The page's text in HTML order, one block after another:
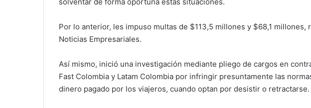
Por lo anterior, les impuso multas de $113,5 millones y $68,1 millones,
Noticias Empresariales.
Así mismo, inició una investigación mediante pliego de cargos en
Fast Colombia y Latam Colombia por infringir presuntamente las
dinero pagado por los viajeros, cuando optan por desistir o retractarse.